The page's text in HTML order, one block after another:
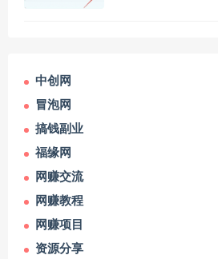
中创网
冒泡网
搞钱副业
福缘网
网赚交流
网赚教程
网赚项目
资源分享